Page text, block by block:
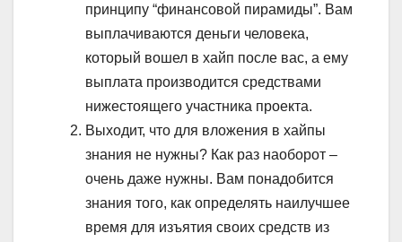
принципу “финансовой пирамиды”. Вам
выплачиваются деньги человека,
который вошел в хайп после вас, а ему
выплата производится средствами
нижестоящего участника проекта.
Выходит, что для вложения в хайпы
знания не нужны? Как раз наоборот –
очень даже нужны. Вам понадобится
знания того, как определять наилучшее
время для изъятия своих средств из